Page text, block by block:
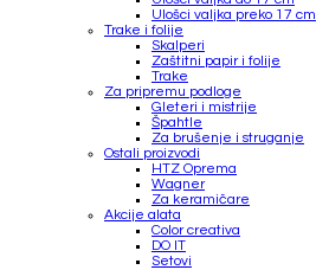
Ulošci valjka preko 17 cm
Trake i folije
Skalperi
Zaštitni papir i folije
Trake
Za pripremu podloge
Gleteri i mistrije
Špahtle
Za brušenje i struganje
Ostali proizvodi
HTZ Oprema
Wagner
Za keramičare
Akcije alata
Color creativa
DO IT
Setovi